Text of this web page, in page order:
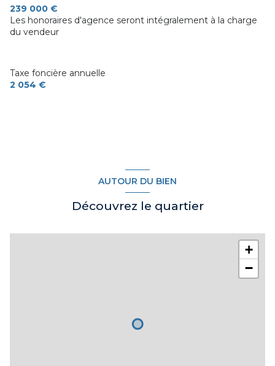
Chauffage central : radiateur (gaz de ville)
1 parking(s)
239 000 €
Les honoraires d'agence seront intégralement à la charge
du vendeur
Taxe foncière annuelle
2 054 €
AUTOUR DU BIEN
Découvrez le quartier
+
−